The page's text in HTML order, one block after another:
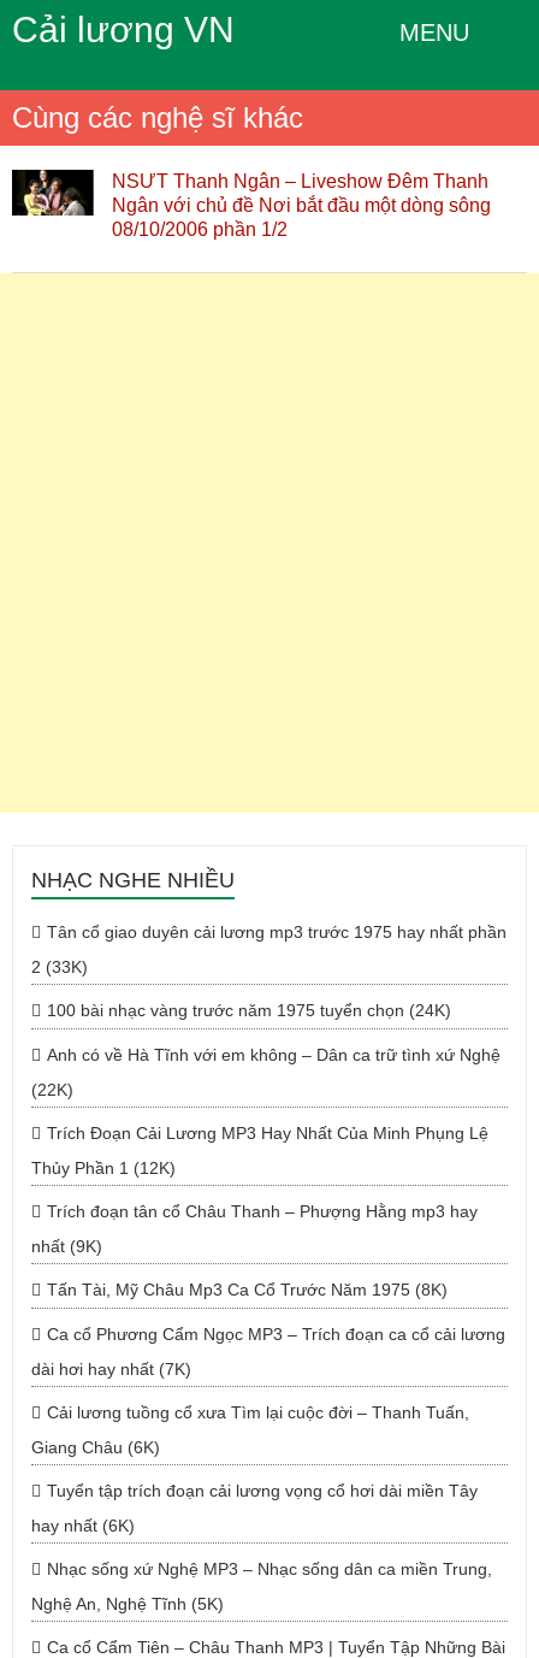
Cải lương VN MENU
Cùng các nghệ sĩ khác
NSƯT Thanh Ngân – Liveshow Đêm Thanh
Ngân với chủ đề Nơi bắt đầu một dòng sông
08/10/2006 phần 1/2
NHẠC NGHE NHIỀU
Tân cổ giao duyên cải lương mp3 trước 1975 hay nhất phần
2 (33K)
100 bài nhạc vàng trước năm 1975 tuyển chọn (24K)
Anh có về Hà Tĩnh với em không – Dân ca trữ tình xứ Nghệ
(22K)
Trích Đoạn Cải Lương MP3 Hay Nhất Của Minh Phụng Lệ
Thủy Phần 1 (12K)
Trích đoạn tân cổ Châu Thanh – Phượng Hằng mp3 hay
nhất (9K)
Tấn Tài, Mỹ Châu Mp3 Ca Cổ Trước Năm 1975 (8K)
Ca cổ Phương Cẩm Ngọc MP3 – Trích đoạn ca cổ cải lương
dài hơi hay nhất (7K)
Cải lương tuồng cổ xưa Tìm lại cuộc đời – Thanh Tuấn,
Giang Châu (6K)
Tuyển tập trích đoạn cải lương vọng cổ hơi dài miền Tây
hay nhất (6K)
Nhạc sống xứ Nghệ MP3 – Nhạc sống dân ca miền Trung,
Nghệ An, Nghệ Tĩnh (5K)
Ca cổ Cẩm Tiên – Châu Thanh MP3 | Tuyển Tập Những Bài